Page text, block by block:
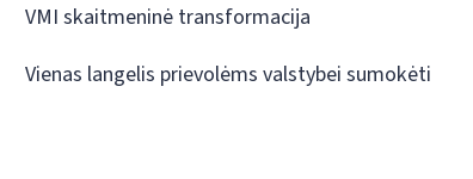
VMI skaitmeninė transformacija
Vienas langelis prievolėms valstybei sumokėti